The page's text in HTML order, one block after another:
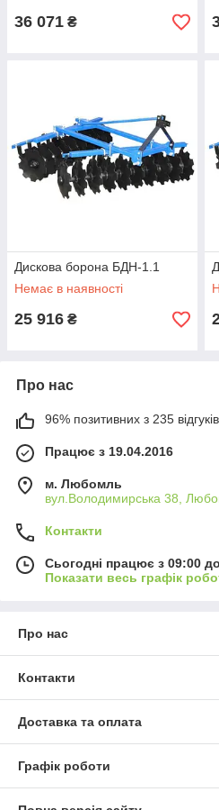
36 071 ₴
Дискова борона БДН-1.1
Немає в наявності
25 916 ₴
Про нас
96% позитивних з 235
Працює з 19.04.2016
м. Любомль
вул.Володимирська 38,
Контакти
Сьогодні працює з 09:00
Показати весь графік
Про нас
Контакти
Доставка та оплата
Графік роботи